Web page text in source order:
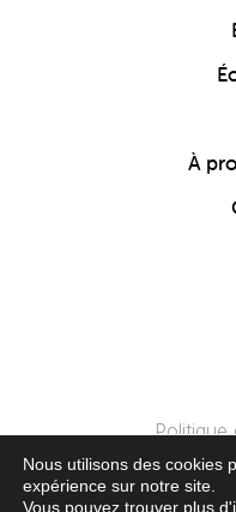
À
Politique
© 2024 Clics
Nous utilisons des cookies
expérience sur notre site.
Vous pouvez trouver plus